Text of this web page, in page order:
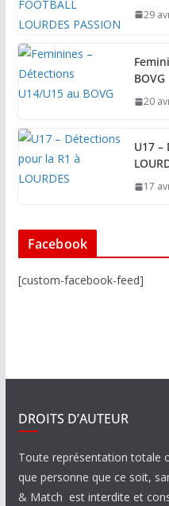
29
BOVG
20
U17 –
17
Facebook
[custom-facebook-feed]
DROITS D’AUTEUR
Toute représentation totale
que personne que ce soit,
& Match est interdite et